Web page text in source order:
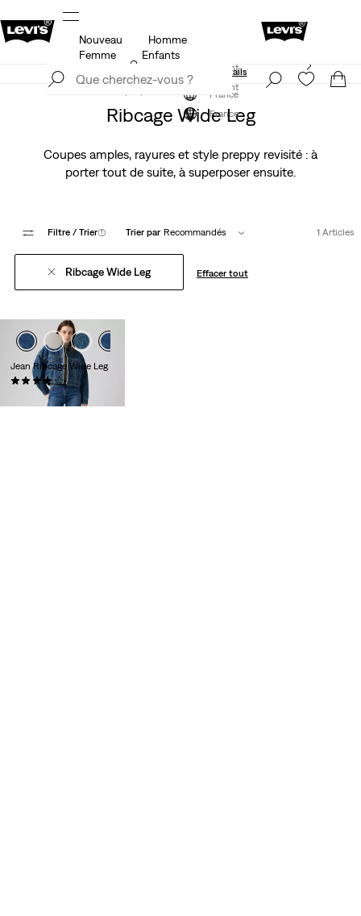
Politique de livraison et de retours Mise à jour
S'inscrire maintenant
France
Nouveau
Homme
Femme
Enfants
Levi's App. Le meilleur de Levi’s®, sur mesure,
Détails
S'inscrire maintenant
France
Ribcage Wide Leg
Coupes amples, rayures et style preppy revisité : à
porter tout de suite, à superposer ensuite.
Filtre / Trier(1) Trier par Recommandés 1 Articles
Ribcage Wide Leg Effacer tout
Jean Ribcage Wide Leg
(769)
130,00 €